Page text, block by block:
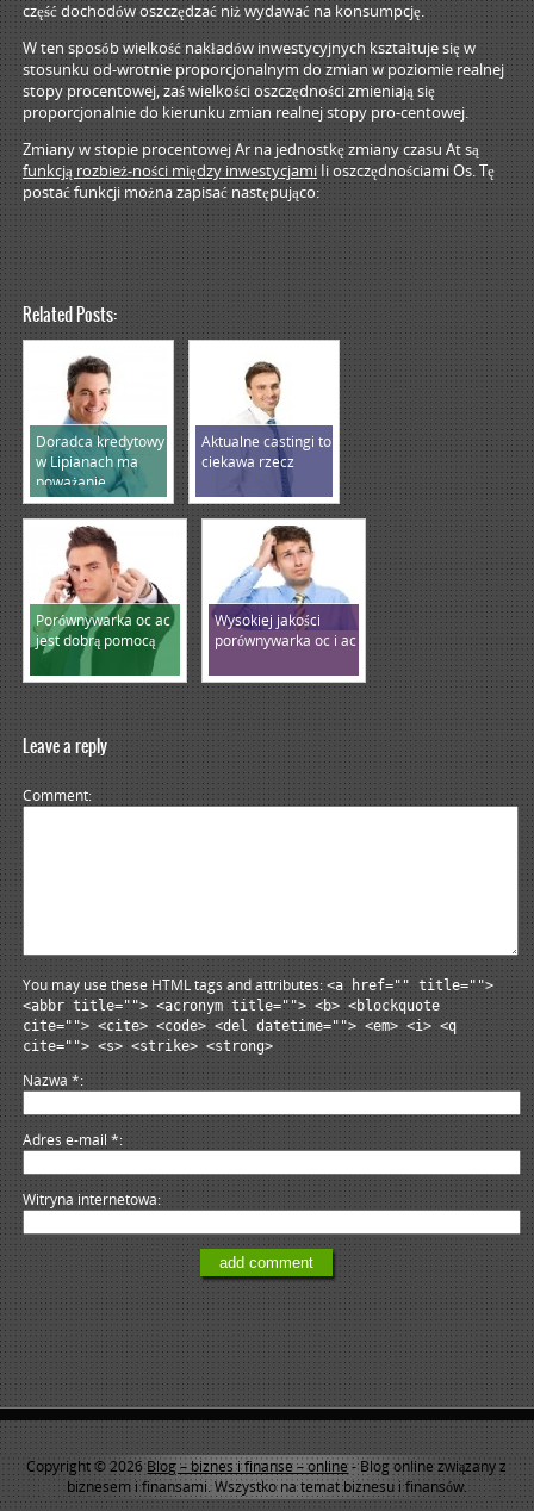
część dochodów oszczędzać niż wydawać na konsumpcję.
W ten sposób wielkość nakładów inwestycyjnych kształtuje się w
stosunku od-wrotnie proporcjonalnym do zmian w poziomie realnej
stopy procentowej, zaś wielkości oszczędności zmieniają się
proporcjonalnie do kierunku zmian realnej stopy pro-centowej.
Zmiany w stopie procentowej Ar na jednostkę zmiany czasu At są
funkcją rozbież-ności między inwestycjamiIi oszczędnościami Os. Tę
postać funkcji można zapisać następująco:
Related Posts:
Doradca kredytowy
w Lipianach ma
poważanie
Aktualne castingi to
ciekawa rzecz
Porównywarka oc ac
jest dobrą pomocą
Wysokiej jakości
porównywarka oc i ac
Leave a reply
Comment
You may use these HTML tags and attributes:<a href="" title="">
<abbr title=""> <acronym title=""> <b> <blockquote
cite=""> <cite> <code> <del datetime=""> <em> <i> <q
cite=""> <s> <strike> <strong>
Nazwa*
Adres e-mail*
Witryna internetowa
Copyright © 2026Blog – biznes i finanse – online- Blog online związany z
biznesem i finansami. Wszystko na temat biznesu i finansów.